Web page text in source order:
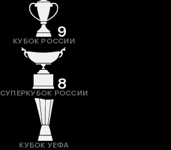
9
КУБОК РОССИИ
8
СУПЕРКУБОК РОССИИ
КУБОК УЕФА